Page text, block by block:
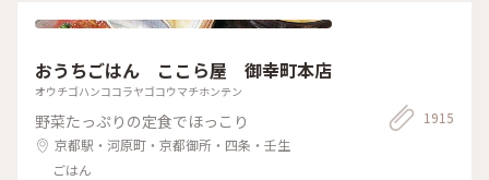
おうちごはん ここら屋 御幸町本店
オウチゴハンココラヤゴコウマチホンテン
野菜たっぷりの定食でほっこり
京都駅・河原町・京都御所・四条・壬生
ごはん
1915